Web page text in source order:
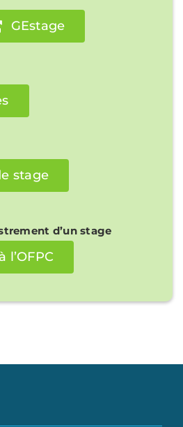
GEstage
stage
d’un stage
l’OFPC